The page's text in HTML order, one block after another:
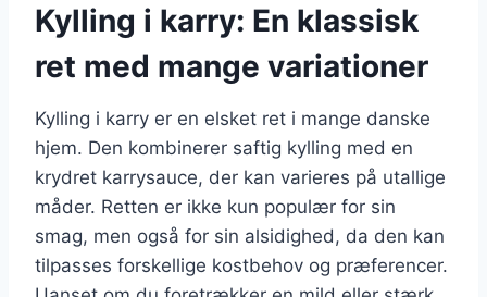
Kylling i karry: En klassisk
ret med mange variationer
Kylling i karry er en elsket ret i mange danske
hjem. Den kombinerer saftig kylling med en
krydret karrysauce, der kan varieres på utallige
måder. Retten er ikke kun populær for sin
smag, men også for sin alsidighed, da den kan
tilpasses forskellige kostbehov og præferencer.